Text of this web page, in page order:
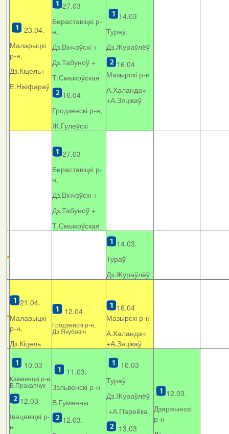
23.04.
Маларыцкі
р-н,
Дз.Кіцель+
Е.Нікіфараў
27.03
Бераставіцкі р-
н,
Дз.Вінчэўскі +
Дз.Табуноў +
Т.Смыкоўская
16.04
Гродзенскі р-н,
Ж.Гулеўскі
14.03
Тураў,
Дз.Жураўлёў
16.04
Мазырскі р-н
А.Халандач
+А.Зяцікаў
27.03
Бераставіцкі р-
н,
Дз.Вінчэўскі +
Дз.Табуноў +
Т.Смыкоўская
14.03.
Тураў
Дз.Жураўлёў
21.04.
Маларыцкі
р-н,
Дз.Кіцель
12.04
Гродзенскі р-н,
Дз.Якубовіч
16.04
Мазырскі р-н
А.Халандач
+А.Зяцікаў
10.03
Камянецкі р-н,
В.Пракапчук
12.03
Івацевіцкі р-
н
11.03.
Зэльвенскі р-н
В.Гуменны
12.03.
10.03
Тураў
Дз.Жураўлёў
+А.Парейка
13.03
12.03.
Дзяржынскі
р-н